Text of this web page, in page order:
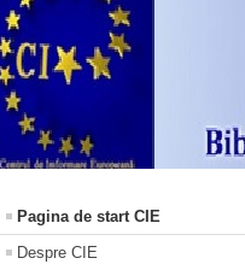
Pagina de start CIE
Despre CIE